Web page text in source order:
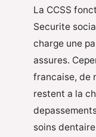
La CCSS
Securite
charge une
assures.
francaise, de
restent a la
soins